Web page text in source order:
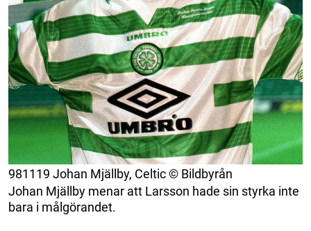
981119 Johan Mjällby, Celtic © Bildbyrån
Johan Mjällby menar att Larsson hade sin styrka inte
bara i målgörandet.